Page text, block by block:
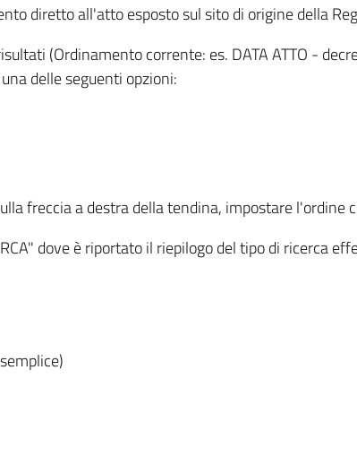
diretto all'atto esposto sul sito di origine della
(Ordinamento corrente: es. DATA ATTO -
delle seguenti opzioni:
freccia a destra della tendina, impostare
dove è riportato il riepilogo del tipo di ricerca